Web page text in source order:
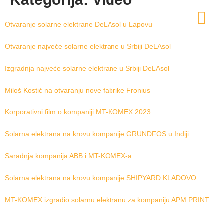
Otvaranje solarne elektrane DeLAsol u Lapovu
Otvaranje najveće solarne elektrane u Srbiji DeLAsol
Izgradnja najveće solarne elektrane u Srbiji DeLAsol
Miloš Kostić na otvaranju nove fabrike Fronius
Korporativni film o kompaniji MT-KOMEX 2023
Solarna elektrana na krovu kompanije GRUNDFOS u Inđiji
Saradnja kompanija ABB i MT-KOMEX-a
Solarna elektrana na krovu kompanije SHIPYARD KLADOVO
MT-KOMEX izgradio solarnu elektranu za kompaniju APM PRINT